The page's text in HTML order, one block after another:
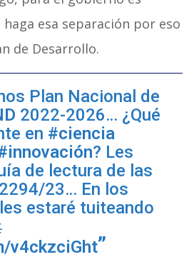
esa separación por eso
de Desarrollo.
Plan Nacional de
2022-2026… ¿Qué
en #ciencia
? Les
de lectura de las
23… En los
estaré tuiteando
v4ckzciGht